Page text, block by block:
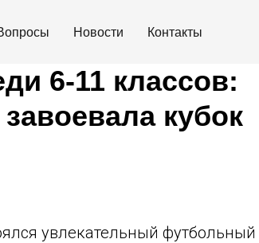
Новости Контакты
6-11 классов:
кубок
увлекательный футбольный